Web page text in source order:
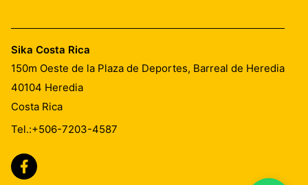
Sika Costa Rica
150m Oeste de la Plaza de Deportes, Barreal de Heredia
40104 Heredia
Costa Rica
Tel.:+506-7203-4587